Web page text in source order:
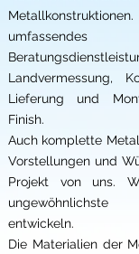
Landvermessung,
Lieferung und
Finish.
Auch komplette
Vorstellungen und
Projekt von uns.
entwickeln.
Die Materialien der